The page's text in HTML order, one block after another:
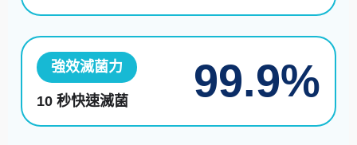
強效滅菌力
10 秒快速滅菌 99.9%